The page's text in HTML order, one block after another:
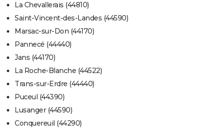
La Chevallerais (44810)
Saint-Vincent-des-Landes (44590)
Marsac-sur-Don (44170)
Pannecé (44440)
Jans (44170)
La Roche-Blanche (44522)
Trans-sur-Erdre (44440)
Puceul (44390)
Lusanger (44590)
Conquereuil (44290)